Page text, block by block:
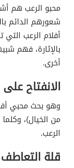
محبو الرعب هم
شعورهم الدائم
أفلام الرعب
بالإثارة، فهم
أخرى.
الانفتاح على
وهو بحث محبي
من الخيال)، وكلما
الرعب.
قلة التعاطف